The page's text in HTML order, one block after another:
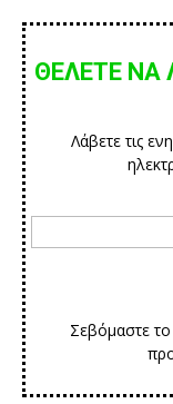
ΘΕΛΕΤΕ ΝΑ
Λάβετε τις
Σεβόμαστε